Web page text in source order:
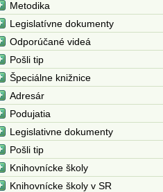
Metodika
Legislatívne dokumenty
Odporúčané videá
Pošli tip
Špeciálne knižnice
Adresár
Podujatia
Legislativne dokumenty
Pošli tip
Knihovnícke školy
Knihovnícke školy v SR